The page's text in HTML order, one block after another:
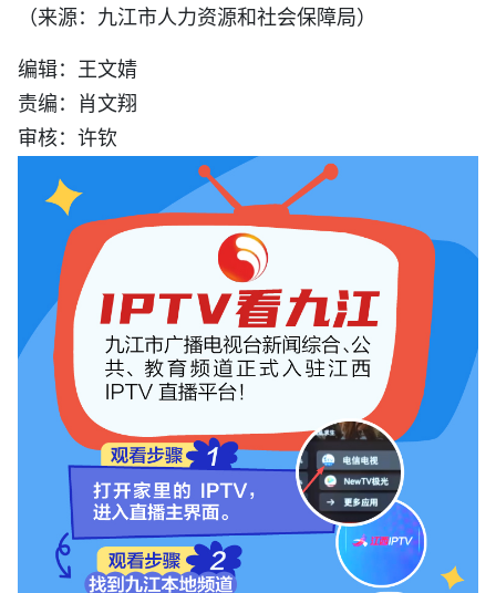
（来源：九江市人力资源和社会保障局）
编辑：王文婧
责编：肖文翔
审核：许钦